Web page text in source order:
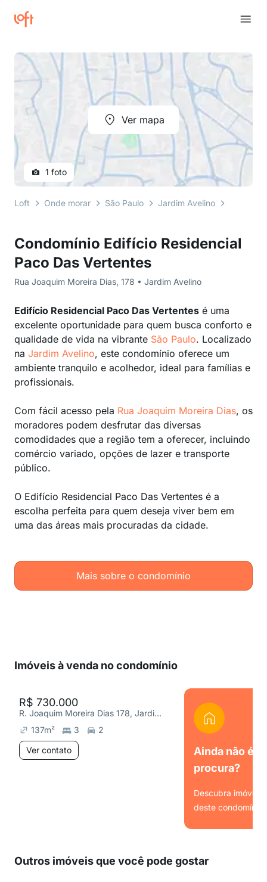
Condomínio Edifício Residencial
Paco Das Vertentes
Rua Joaquim Moreira Dias, 178 • Jardim Avelino
Edifício Residencial Paco Das Vertentes é uma
excelente oportunidade para quem busca conforto e
qualidade de vida na vibrante São Paulo. Localizado
na Jardim Avelino, este condomínio oferece um
ambiente tranquilo e acolhedor, ideal para famílias e
profissionais.
Com fácil acesso pela Rua Joaquim Moreira Dias, os
moradores podem desfrutar das diversas
comodidades que a região tem a oferecer, incluindo
comércio variado, opções de lazer e transporte
público.
O Edifício Residencial Paco Das Vertentes é a
escolha perfeita para quem deseja viver bem em
uma das áreas mais procuradas da cidade.
Mais sobre o condomínio
Ver mapa
1 foto
Loft Onde morar São Paulo Jardim Avelino
Imóveis à venda no condomínio
R$ 730.000
R. Joaquim Moreira Dias 178, Jardim Avelino
137m² 3
2
Ver contato
Ainda não é
procura?
Descubra imóveis
deste condomínio.
Outros imóveis que você pode gostar